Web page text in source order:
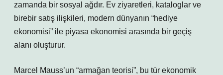
zamanda bir sosyal ağdır. Ev ziyaretleri, kataloglar ve
birebir satış ilişkileri, modern dünyanın “hediye
ekonomisi” ile piyasa ekonomisi arasında bir geçiş
alanı oluşturur.
Marcel Mauss’un “armağan teorisi”, bu tür ekonomik